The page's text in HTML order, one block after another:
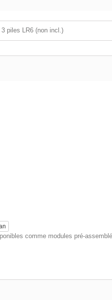
3 piles LR6 (non incl.)
comme modules pré-